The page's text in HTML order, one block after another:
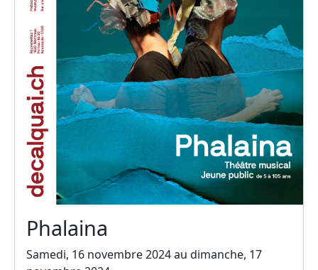
Phalaina
Samedi, 16 novembre 2024 au dimanche, 17